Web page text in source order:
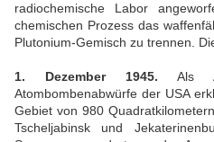
radiochemische Labor
chemischen Prozess das
Plutonium-Gemisch zu trennen.
1. Dezember 1945. Als
Atombombenabwürfe der USA
Gebiet von 980
Tscheljabinsk und